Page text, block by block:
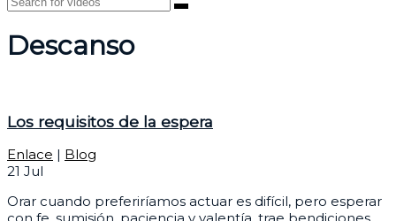
Descanso
Los requisitos de la espera
Enlace | Blog
21 Jul
Orar cuando preferiríamos actuar es difícil, pero esperar